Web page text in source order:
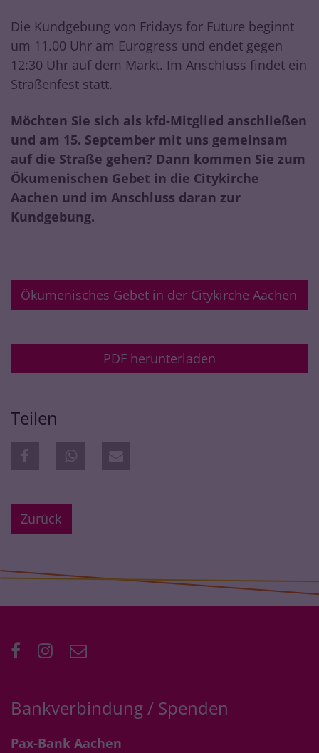
Die Kundgebung von Fridays for Future beginnt
um 11.00 Uhr am Eurogress und endet gegen
12:30 Uhr auf dem Markt. Im Anschluss findet ein
Straßenfest statt.
Möchten Sie sich als kfd-Mitglied anschließen
und am 15. September mit uns gemeinsam
auf die Straße gehen? Dann kommen Sie zum
Ökumenischen Gebet in die Citykirche
Aachen und im Anschluss daran zur
Kundgebung.
Ökumenisches Gebet in der Citykirche Aachen
PDF herunterladen
Teilen
Zurück
Bankverbindung / Spenden
Pax-Bank Aachen